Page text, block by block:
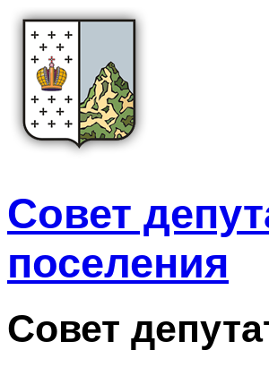
Совет
поселения
Совет